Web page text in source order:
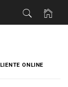
ONLINE